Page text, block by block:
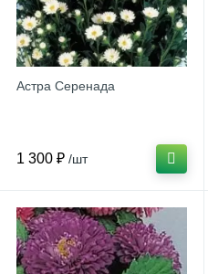
Астра Серенада
1 300 ₽ /шт